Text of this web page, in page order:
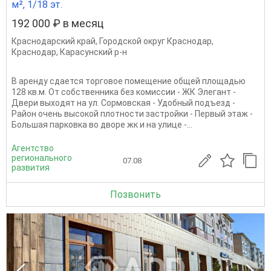
м², 1/18 эт.
192 000 ₽ в месяц
Краснодарский край, Городской округ Краснодар,
Краснодар, Карасунский р-н
В аренду сдается торговое помещение общей площадью
128 кв.м. От собственника без комиссии - ЖК Элегант -
Двери выходят на ул. Сормовская - Удобный подъезд -
Район очень высокой плотности застройки - Первый этаж -
Большая парковка во дворе жк и на улице -...
Агентство
регионального
развития
07.08
Позвонить